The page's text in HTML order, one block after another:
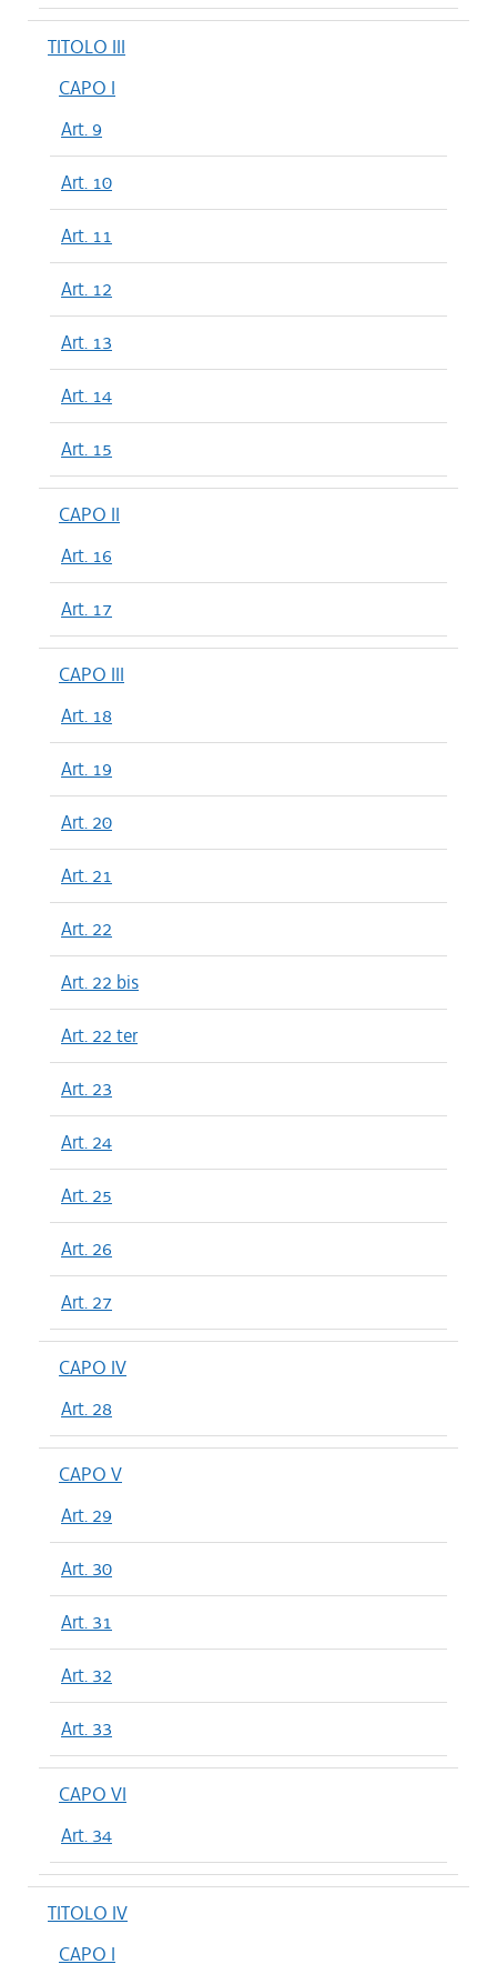
TITOLO III
CAPO I
Art. 9
Art. 10
Art. 11
Art. 12
Art. 13
Art. 14
Art. 15
CAPO II
Art. 16
Art. 17
CAPO III
Art. 18
Art. 19
Art. 20
Art. 21
Art. 22
Art. 22 bis
Art. 22 ter
Art. 23
Art. 24
Art. 25
Art. 26
Art. 27
CAPO IV
Art. 28
CAPO V
Art. 29
Art. 30
Art. 31
Art. 32
Art. 33
CAPO VI
Art. 34
TITOLO IV
CAPO I